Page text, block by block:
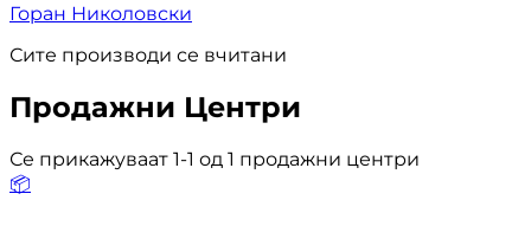
Горан Николовски
Сите производи се вчитани
Продажни Центри
Се прикажуваат 1-1 од 1 продажни центри
📦